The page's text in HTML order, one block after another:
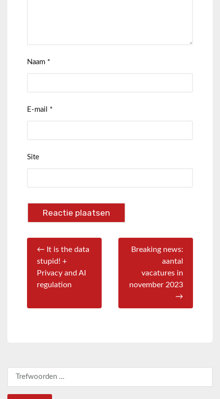
Naam *
E-mail *
Site
← It is the data
stupid! +
Privacy and AI
regulation
Breaking news:
aantal
vacatures in
november 2023
→
Zoeken naar: